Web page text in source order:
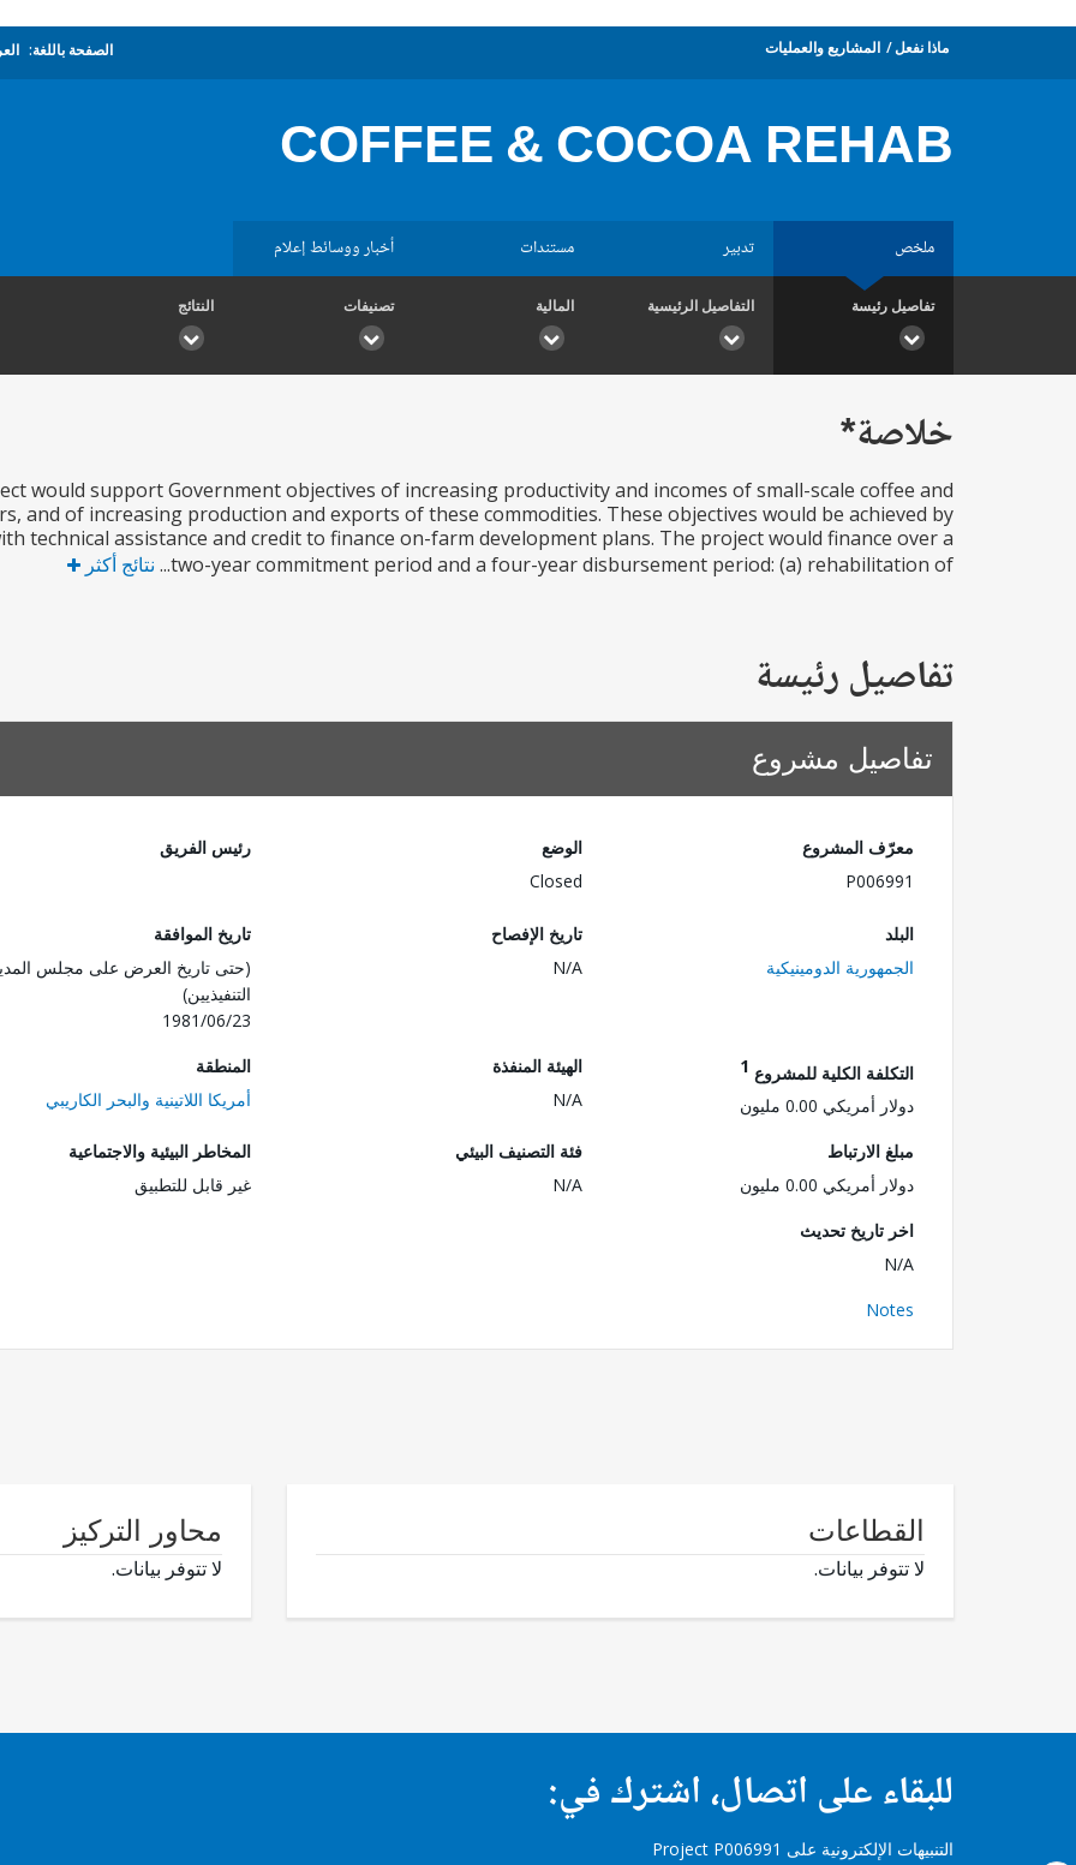
ماذا نفعل المشاريع والعمليات الصفحة باللغة:
COFFEE & COCOA REHAB
ملخص تدبير مستندات أخبار ووسائط إعلام
تفاصيل رئيسة التفاصيل الرئيسية المالية تصنيفات النتائج
خلاصة*
would support Government objectives of increasing productivity and incomes of small-scale coffee and
and of increasing production and exports of these commodities. These objectives would be achieved by
technical assistance and credit to finance on-farm development plans. The project would finance over a
two-year commitment period and a four-year disbursement period: (a) rehabilitation of...
نتائج أكثر
تفاصيل رئيسة
تفاصيل مشروع
معرّف المشروع
P006991
الوضع
Closed
رئيس الفريق
البلد
الجمهورية الدومينيكية
تاريخ الإفصاح
N/A
تاريخ الموافقة
(حتى تاريخ العرض على مجلس
التنفيذيين)
1981/06/23
التكلفة الكلية للمشروع 1
دولار أمريكي 0.00 مليون
الهيئة المنفذة
N/A
المنطقة
أمريكا اللاتينية والبحر الكاريبي
مبلغ الارتباط
دولار أمريكي 0.00 مليون
فئة التصنيف البيئي
N/A
المخاطر البيئية والاجتماعية
غير قابل للتطبيق
اخر تاريخ تحديث
N/A
Notes
القطاعات
لا تتوفر بيانات.
محاور التركيز
لا تتوفر بيانات.
للبقاء على اتصال، اشترك في:
التنبيهات الإلكترونية على Project P006991